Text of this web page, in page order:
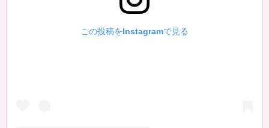
この投稿をInstagramで見る